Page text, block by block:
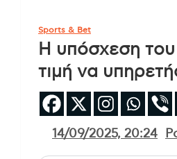
Sports & Bet
Η υπόσχεση του
τιμή να
14/09/2025, 20:24